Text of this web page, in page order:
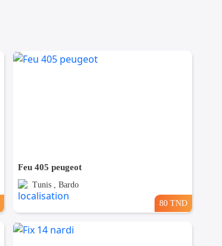
Feu 405 peugeot
Tunis , Bardo
80 TND